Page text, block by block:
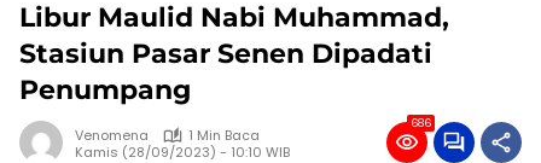
Libur Maulid Nabi Muhammad,
Stasiun Pasar Senen Dipadati
Penumpang
Venomena
1 Min Baca
Kamis (28/09/2023) - 10:10 WIB
686